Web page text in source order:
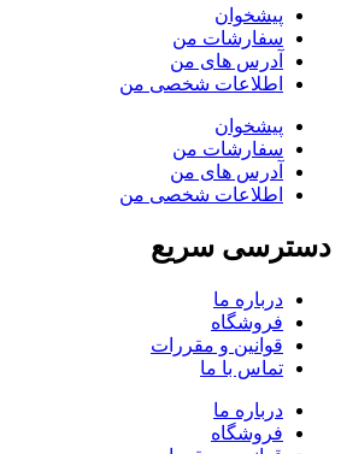
پیشخوان
سفارشات من
آدرس های من
اطلاعات شخصی من
پیشخوان
سفارشات من
آدرس های من
اطلاعات شخصی من
دسترسی سریع
درباره ما
فروشگاه
قوانین و مقررات
تماس با ما
درباره ما
فروشگاه